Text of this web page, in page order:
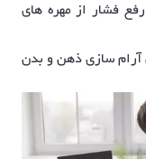
فشار از مهره های
سازی ذهن و بدن